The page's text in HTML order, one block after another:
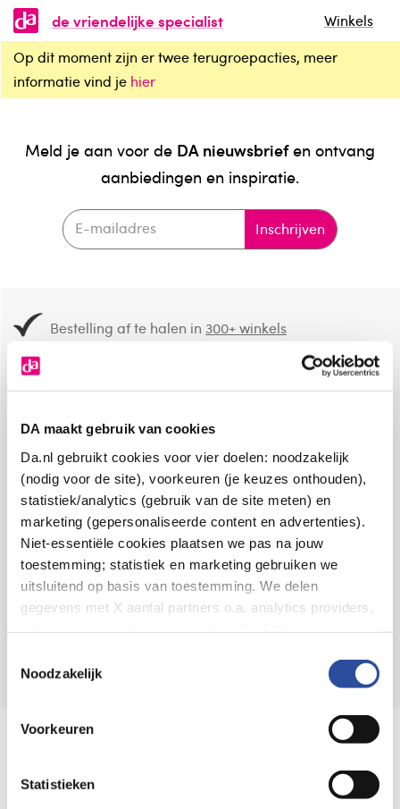
DA maakt gebruik van cookies
Da.nl gebruikt cookies voor vier doelen: noodzakelijk
(nodig voor de site), voorkeuren (je keuzes onthouden),
statistiek/analytics (gebruik van de site meten) en
marketing (gepersonaliseerde content en advertenties).
Niet-essentiële cookies plaatsen we pas na jouw
toestemming; statistiek en marketing gebruiken we
uitsluitend op basis van toestemming. We delen
gegevens met X aantal partners o.a. analytics providers,
en de bewaartermijnen per categorie. Je kunt je keuze op
gegevensverwerking staat in de
Privacyverklaring
Noodzakelijk
Voorkeuren
Statistieken
de vriendelijke specialist
Winkels
Op dit moment zijn er twee terugroepacties, meer
informatie vind je hier
Meld je aan voor de DA nieuwsbriefen ontvang
aanbiedingen en inspiratie.
Inschrijven
Bestelling af te halen in300+ winkels
8.6 uit4.106 reviews
Over DA
Klantenservice
Assortiment
VolgDAop:
Online aanbieder medicijnen
webshop mag verkopen.